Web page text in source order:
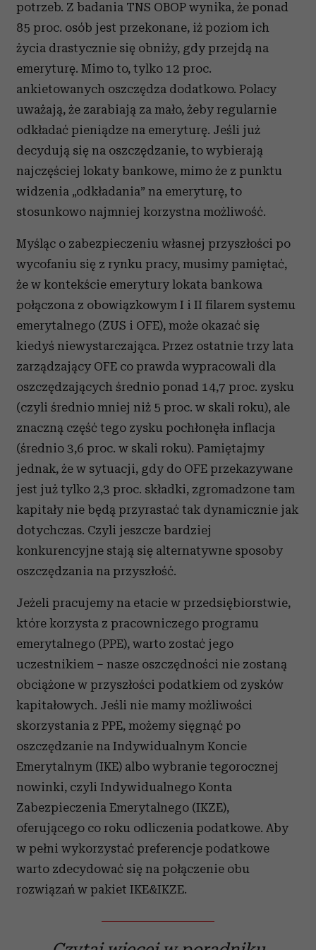
potrzeb. Z badania TNS OBOP wynika, że ponad
85 proc. osób jest przekonane, iż poziom ich
życia drastycznie się obniży, gdy przejdą na
emeryturę. Mimo to, tylko 12 proc.
ankietowanych oszczędza dodatkowo. Polacy
uważają, że zarabiają za mało, żeby regularnie
odkładać pieniądze na emeryturę. Jeśli już
decydują się na oszczędzanie, to wybierają
najczęściej lokaty bankowe, mimo że z punktu
widzenia „odkładania” na emeryturę, to
stosunkowo najmniej korzystna możliwość.
Myśląc o zabezpieczeniu własnej przyszłości po
wycofaniu się z rynku pracy, musimy pamiętać,
że w kontekście emerytury lokata bankowa
połączona z obowiązkowym I i II filarem systemu
emerytalnego (ZUS i OFE), może okazać się
kiedyś niewystarczająca. Przez ostatnie trzy lata
zarządzający OFE co prawda wypracowali dla
oszczędzających średnio ponad 14,7 proc. zysku
(czyli średnio mniej niż 5 proc. w skali roku), ale
znaczną część tego zysku pochłonęła inflacja
(średnio 3,6 proc. w skali roku). Pamiętajmy
jednak, że w sytuacji, gdy do OFE przekazywane
jest już tylko 2,3 proc. składki, zgromadzone tam
kapitały nie będą przyrastać tak dynamicznie jak
dotychczas. Czyli jeszcze bardziej
konkurencyjne stają się alternatywne sposoby
oszczędzania na przyszłość.
Jeżeli pracujemy na etacie w przedsiębiorstwie,
które korzysta z pracowniczego programu
emerytalnego (PPE), warto zostać jego
uczestnikiem – nasze oszczędności nie zostaną
obciążone w przyszłości podatkiem od zysków
kapitałowych. Jeśli nie mamy możliwości
skorzystania z PPE, możemy sięgnąć po
oszczędzanie na Indywidualnym Koncie
Emerytalnym (IKE) albo wybranie tegorocznej
nowinki, czyli Indywidualnego Konta
Zabezpieczenia Emerytalnego (IKZE),
oferującego co roku odliczenia podatkowe. Aby
w pełni wykorzystać preferencje podatkowe
warto zdecydować się na połączenie obu
rozwiązań w pakiet IKE&IKZE.